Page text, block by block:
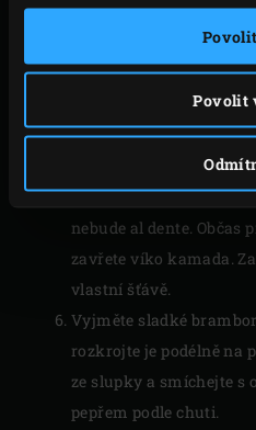
Povolit
vyjměte maso z
a nechte odpočinout –
dalších 2 až 3 °C.
půlkruhový nerezový
vývar nezačne vřít.
pánvi pro růžičkovou
růžičkovou kapustu a
nebude al dente. Občas
zavřete víko kamada.
vlastní šťávě.
Vyjměte sladké
rozkrojte je podélně na
ze slupky a smíchejte s
pepřem podle chuti.